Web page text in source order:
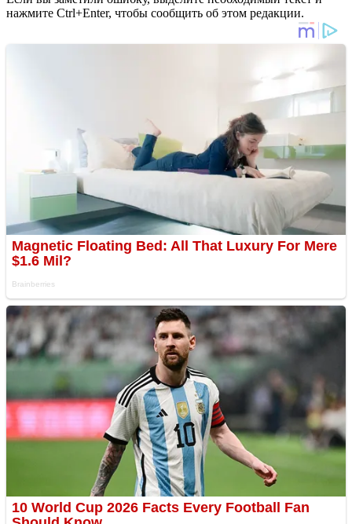
нажмите Ctrl+Enter, чтобы сообщить об этом редакции.